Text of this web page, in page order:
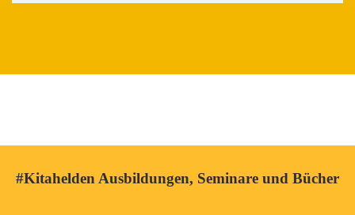
#Kitahelden Ausbildungen, Seminare und Bücher